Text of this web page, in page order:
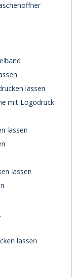
lassen
mit Logodruck
lassen
lassen
lassen